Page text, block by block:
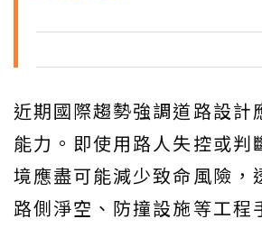
近期國際趨勢強調道路設計
能力。即使用路人失控或判
境應盡可能減少致命風險，
路側淨空、防撞設施等工程